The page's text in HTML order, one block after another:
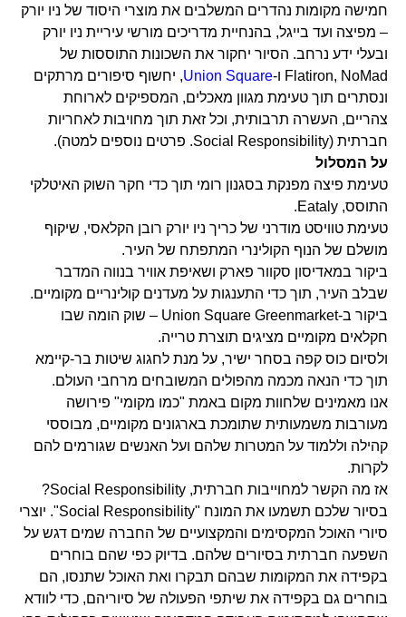
חמישה מקומות נהדרים המשלבים את מוצרי היסוד של ניו יורק
– מפיצה ועד בייגל, בהנחיית מדריכים מורשי עיריית ניו יורק
ובעלי ידע נרחב. הסיור יחקור את השכונות התוססות של
Flatiron, NoMad ו-
Union Square, יחשוף סיפורים מרתקים
ונסתרים תוך טעימת מגוון מאכלים, המספיקים לארוחת
צהריים, העשרה תרבותית, וכל זאת תוך מחויבות לאחריות
חברתית (Social Responsibility. פרטים נוספים למטה).
על המסלול
טעימת פיצה מפנקת בסגנון רומי תוך כדי חקר השוק האיטלקי
התוסס, Eataly.
טעימת טוויסט מודרני של כריך ניו יורק רובן הקלאסי, שיקוף
מושלם של הנוף הקולינרי המתפתח של העיר.
ביקור במאדיסון סקוור פארק ושאיפת אוויר בנווה המדבר
שבלב העיר, תוך כדי התענגות על מעדנים קולינריים מקומיים.
ביקור ב-Union Square Greenmarket – שוק הומה שבו
חקלאים מקומיים מציגים תוצרת טרייה.
ולסיום כוס קפה בסחר ישיר, על מנת לחגוג שיטות בר-קיימא
תוך כדי הנאה מכמה מהפולים המשובחים מרחבי העולם.
אנו מאמינים שלחוות מקום באמת "כמו מקומי" פירושה
מעורבות משמעותית שתומכת בארגונים מקומיים, מבוססי
קהילה וללמוד על המטרות שלהם ועל האנשים שגורמים להם
לקרות.
אז מה הקשר למחוייבות חברתית, Social Responsibility?
בסיור שלכם תשמעו את המונח "Social Responsibility". יוצרי
סיורי האוכל המקסימים והמקצועיים של החברה שמים דגש על
השפעה חברתית בסיורים שלהם. בדיוק כפי שהם בוחרים
בקפידה את המקומות שבהם תבקרו ואת האוכל שתנסו, הם
בוחרים גם בקפידה את שיתפי הפעולה של סיוריהם, כדי לוודא